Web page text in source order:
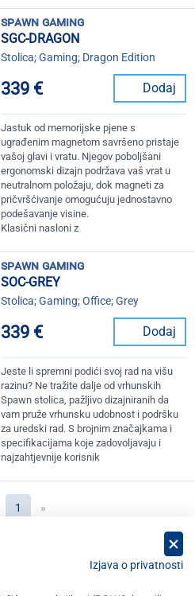
spawn gaming
SGC-DRAGON
Stolica; Gaming; Dragon Edition
339 € Dodaj
Jastuk od memorijske pjene s
ugrađenim magnetom savršeno pristaje
vašoj glavi i vratu. Njegov poboljšani
ergonomski dizajn podržava vaš vrat u
neutralnom položaju, dok magneti za
pričvršćivanje omogućuju jednostavno
podešavanje visine.
Klasični nasloni z
spawn gaming
SOC-GREY
Stolica; Gaming; Office; Grey
339 € Dodaj
Jeste li spremni podići svoj rad na višu
razinu? Ne tražite dalje od vrhunskih
Spawn stolica, pažljivo dizajniranih da
vam pruže vrhunsku udobnost i podršku
za uredski rad. S brojnim značajkama i
specifikacijama koje zadovoljavaju i
najzahtjevnije korisnik
1 (current)
»
Izjava o privatnosti